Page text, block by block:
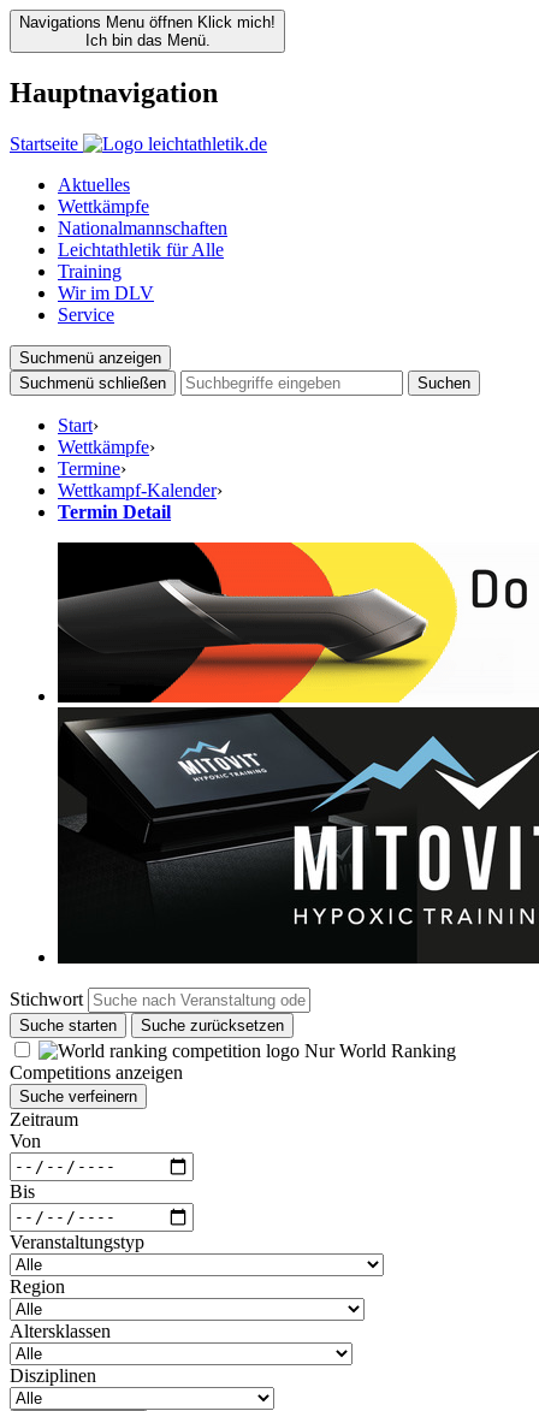
Navigations Menu öffnen Klick mich!
Ich bin das Menü.
Hauptnavigation
Startseite
Aktuelles
Wettkämpfe
Nationalmannschaften
Leichtathletik für Alle
Training
Wir im DLV
Service
Suchmenü anzeigen
Suchmenü schließen
Suchen
Start›
Wettkämpfe›
Termine›
Wettkampf-Kalender›
Termin Detail
Stichwort
Suche starten Suche zurücksetzen
Nur World Ranking
Competitions anzeigen
Suche verfeinern
Zeitraum
Von
Bis
Veranstaltungstyp
Region
Altersklassen
Disziplinen